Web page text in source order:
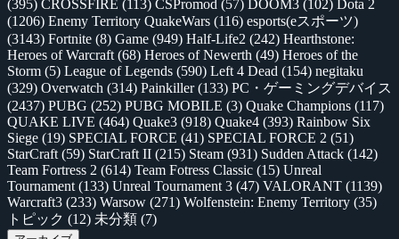
(395) CROSSFIRE (113) CSPromod (57) DOOM3 (102) Dota 2
(1206) Enemy Territory QuakeWars (116) esports(eスポーツ)
(3143) Fortnite (8) Game (949) Half-Life2 (242) Hearthstone:
Heroes of Warcraft (68) Heroes of Newerth (49) Heroes of the
Storm (5) League of Legends (590) Left 4 Dead (154) negitaku
(329) Overwatch (314) Painkiller(133) PC・ゲーミングデバイス
(2437) PUBG (252) PUBG MOBILE (3) Quake Champions (117)
QUAKE LIVE (464) Quake3 (918) Quake4 (393) Rainbow Six
Siege (19) SPECIAL FORCE (41) SPECIAL FORCE 2 (51)
StarCraft (59) StarCraft II (215) Steam (931) Sudden Attack (142)
Team Fortress 2 (614) Team Fotress Classic (15) Unreal
Tournament (133) Unreal Tournament 3 (47) VALORANT (1139)
Warcraft3 (233) Warsow (271) Wolfenstein: Enemy Territory (35)
トピック (12) 未分類 (7)